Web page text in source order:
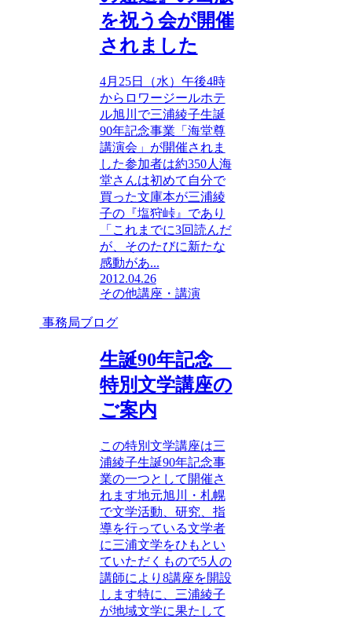
を祝う会が開催
されました
4月25日（水）午後4時
からロワージールホテ
ル旭川で三浦綾子生誕
90年記念事業「海堂尊
講演会」が開催されま
した参加者は約350人海
堂さんは初めて自分で
買った文庫本が三浦綾
子の『塩狩峠』であり
「これまでに3回読んだ
が、そのたびに新たな
感動があ...
2012.04.26
その他講座・講演
事務局ブログ
生誕90年記念
特別文学講座の
ご案内
この特別文学講座は三
浦綾子生誕90年記念事
業の一つとして開催さ
れます地元旭川・札幌
で文学活動、研究、指
導を行っている文学者
に三浦文学をひもとい
ていただくもので5人の
講師により8講座を開設
します特に、三浦綾子
が地域文学に果たして